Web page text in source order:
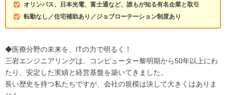
オリンパス、日本光電、富士通など、誰もが知る有名企業と取引
転勤なし／住宅補助あり／ジョブローテーション制度あり
◆医療分野の未来を、ITの力で明るく！
三岩エンジニアリングは、コンピューター黎明期から50年以上にわ
たり、安定した実績と経営基盤を築いてきました。
長い歴史を持つ私たちですが、会社の規模は決して大きくはありま